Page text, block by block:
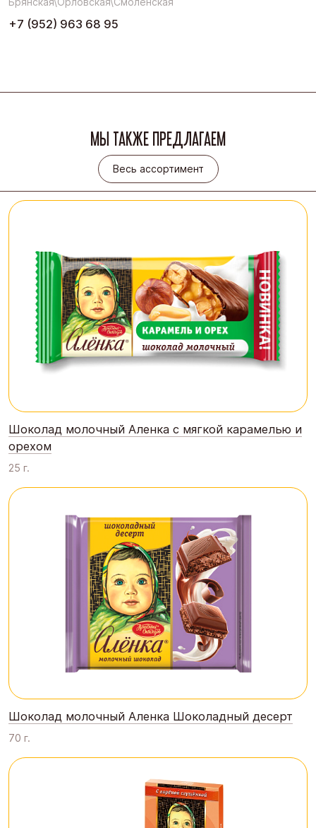
+7 (952) 963 68 95
МЫ ТАКЖЕ ПРЕДЛАГАЕМ
Весь ассортимент
Весь ассортимент
Шоколад молочный Аленка с мягкой карамелью и
орехом
25 г.
Шоколад молочный Аленка Шоколадный десерт
70 г.